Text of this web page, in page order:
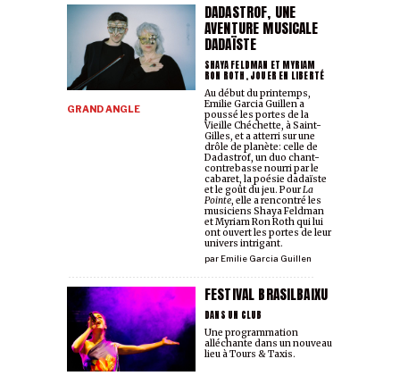
DADASTROF, UNE
AVENTURE MUSICALE
DADAÏSTE
SHAYA FELDMAN ET MYRIAM
RON ROTH, JOUER EN LIBERTÉ
GRAND ANGLE
parEmilie Garcia Guillen
Au début du printemps,
Emilie Garcia Guillen a
poussé les portes de la
Vieille Chéchette, à Saint-
Gilles, et a atterri sur une
drôle de planète: celle de
Dadastrof, un duo chant-
contrebasse nourri par le
cabaret, la poésie dadaïste
et le goût du jeu. PourLa
Pointe, elle a rencontré les
musiciens Shaya Feldman
et Myriam Ron Roth qui lui
ont ouvert les portes de leur
univers intrigant.
FESTIVAL BRASILBAIXU
DANS UN CLUB
Une programmation
alléchante dans un nouveau
lieu à Tours & Taxis.